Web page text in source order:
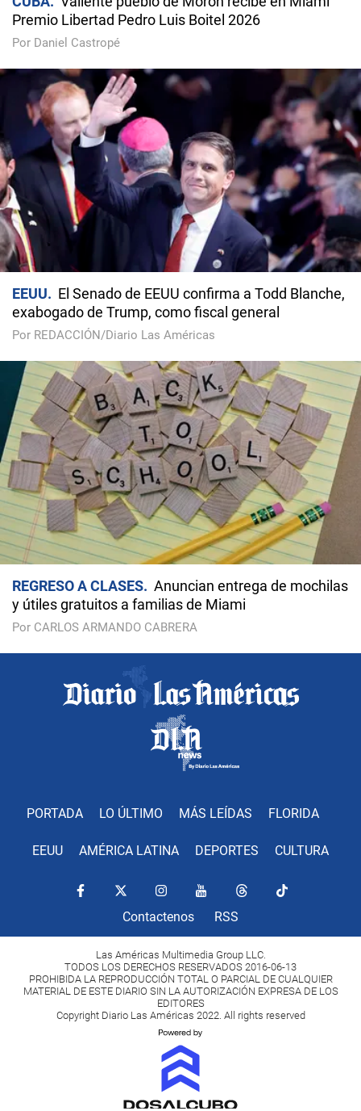
Premio Libertad Pedro Luis Boitel 2026
Por Daniel Castropé
EEUU
El Senado de EEUU confirma a Todd Blanche,
exabogado de Trump, como fiscal general
Por REDACCIÓN/Diario Las Américas
REGRESO A CLASES
Anuncian entrega de mochilas
y útiles gratuitos a familias de Miami
Por CARLOS ARMANDO CABRERA
PORTADA LO ÚLTIMO MÁS LEÍDAS FLORIDA
EEUU AMÉRICA LATINA DEPORTES CULTURA
Contactenos RSS
Las Américas Multimedia Group LLC.
TODOS LOS DERECHOS RESERVADOS 2016-06-13
PROHIBIDA LA REPRODUCCIÓN TOTAL O PARCIAL DE CUALQUIER
MATERIAL DE ESTE DIARIO SIN LA AUTORIZACIÓN EXPRESA DE LOS
EDITORES
Copyright Diario Las Américas 2022. All rights reserved